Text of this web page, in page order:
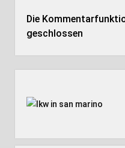
Die
geschlossen